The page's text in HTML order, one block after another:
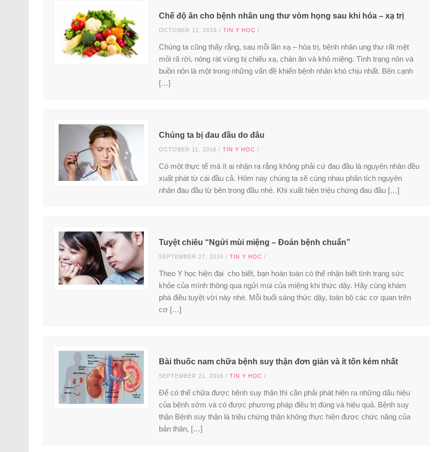
Chế độ ăn cho bệnh nhân ung thư vòm họng sau khi hóa – xạ trị
OCTOBER 12, 2016 / TIN Y HỌC /
Chúng ta cũng thấy rằng, sau mỗi lần xạ – hóa trị, bệnh nhân ung thư rất mệt
mỏi rã rời, nóng rát vùng bị chiếu xạ, chán ăn và khô miệng. Tình trạng nôn và
buồn nôn là một trong những vấn đề khiến bệnh nhân khó chịu nhất. Bên cạnh
[…]
Chúng ta bị đau đầu do đâu
OCTOBER 11, 2016 / TIN Y HỌC /
Có một thực tế mà ít ai nhận ra rằng không phải cứ đau đầu là nguyên nhân đều
xuất phát từ cái đầu cả. Hôm nay chúng ta sẽ cùng nhau phân tích nguyên
nhân đau đầu từ bên trong đầu nhé. Khi xuất hiện triệu chứng đau đầu […]
Tuyệt chiêu “Ngửi mùi miệng – Đoán bệnh chuẩn”
SEPTEMBER 27, 2016 / TIN Y HỌC /
Theo Y học hiện đại cho biết, bạn hoàn toàn có thể nhận biết tình trạng sức
khỏe của mình thông qua ngửi mùi của miệng khi thức dậy. Hãy cùng khám
phá điều tuyệt vời này nhé. Mỗi buổi sáng thức dậy, toàn bộ các cơ quan trên
cơ […]
Bài thuốc nam chữa bệnh suy thận đơn giản và ít tốn kém nhất
SEPTEMBER 21, 2016 / TIN Y HỌC /
Để có thể chữa được bệnh suy thận thì cần phải phát hiện ra những dấu hiệu
của bệnh sớm và có được phương pháp điều trị đúng và hiệu quả. Bệnh suy
thận Bệnh suy thận là triệu chứng thận không thực hiện được chức năng của
bản thân, […]